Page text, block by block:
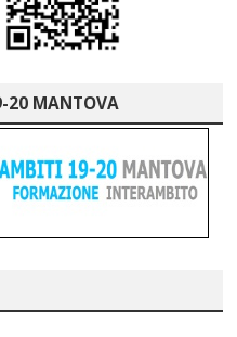
20 MANTOVA